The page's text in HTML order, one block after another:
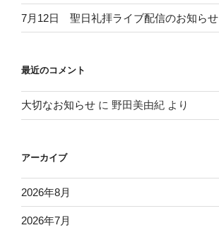
7月12日 聖日礼拝ライブ配信のお知らせ
最近のコメント
大切なお知らせ に 野田美由紀 より
アーカイブ
2026年8月
2026年7月